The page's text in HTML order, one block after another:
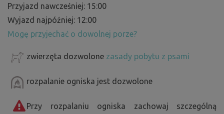
Przyjazd nawcześniej: 15:00
Wyjazd najpóźniej: 12:00
Mogę przyjechać o dowolnej porze?
zwierzęta dozwolone zasady pobytu z psami
rozpalanie ogniska jest dozwolone
Przy rozpalaniu ogniska zachowaj szczególną